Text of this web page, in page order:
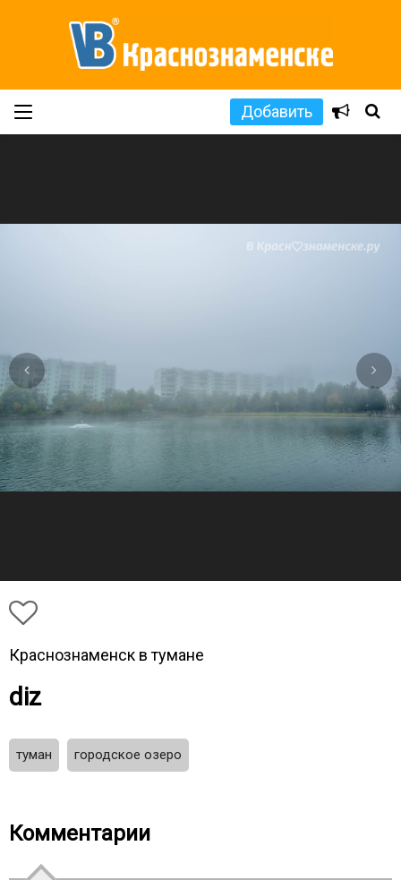
Добавить
Краснознаменск в тумане
diz
туман городское озеро
Комментарии